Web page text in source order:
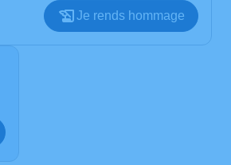
Je rends hommage